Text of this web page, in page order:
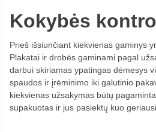
Kokybės
Prieš išsiunčiant kiekvienas gaminys
Plakatai ir drobės gaminami pagal
darbui skiriamas ypatingas dėmesys
spaudos ir įrėminimo iki galutinio
kiekvienas užsakymas būtų
supakuotas ir jus pasiektų kuo